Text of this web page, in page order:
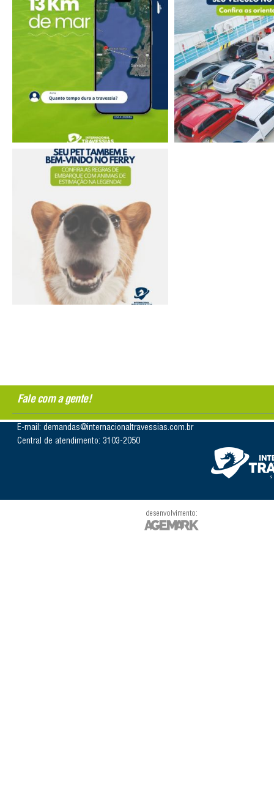
Fale com a gente!
E-mail: demandas@internacionaltravessias.com.br
Central de atendimento: 3103-2050
desenvolvimento: